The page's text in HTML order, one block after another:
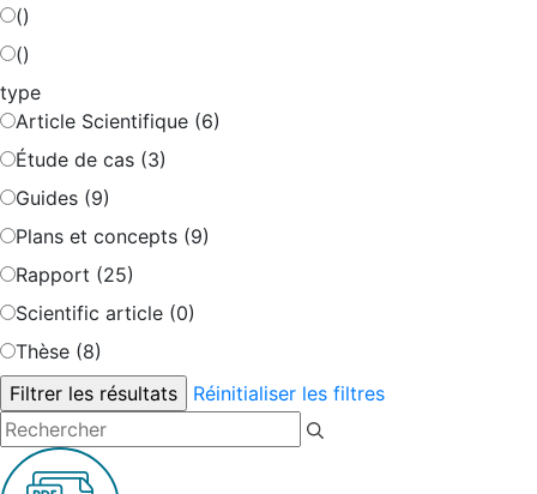
()
()
type
Article Scientifique (6)
Étude de cas (3)
Guides (9)
Plans et concepts (9)
Rapport (25)
Scientific article (0)
Thèse (8)
Réinitialiser les filtres